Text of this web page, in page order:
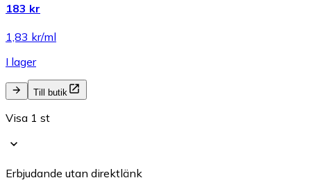
183 kr
1,83 kr/ml
I lager
Till butik
Visa 1 st
Erbjudande utan direktlänk